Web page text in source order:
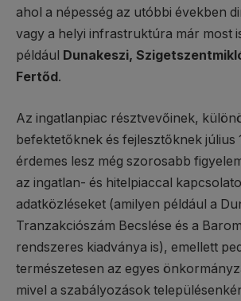
ahol a népesség az utóbbi években
vagy a helyi infrastruktúra már most
például
Dunakeszi,
Fertőd .
Az ingatlanpiac résztvevőinek,
befektetőknek és fejlesztőknek július
érdemes lesz még szorosabb
az ingatlan- és hitelpiaccal
adatközléseket (amilyen például a
Tranzakciószám Becslése és a
rendszeres kiadványa is), emellett
természetesen az egyes
mivel a szabályozások